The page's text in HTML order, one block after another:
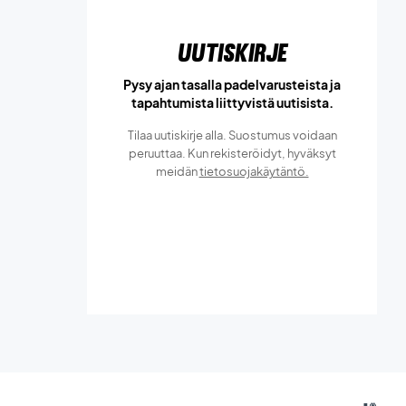
Uutiskirje
Pysy ajan tasalla padelvarusteista ja
tapahtumista liittyvistä uutisista.
Tilaa uutiskirje alla. Suostumus voidaan
peruuttaa. Kun rekisteröidyt, hyväksyt
meidäntietosuojakäytäntö.